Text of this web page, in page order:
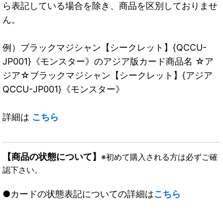
ら表記している場合を除き、商品を区別しておりませ
ん。
例）ブラックマジシャン【シークレット】{QCCU-
JP001}《モンスター》のアジア版カード商品名 ☆ア
ジア☆ブラックマジシャン【シークレット】{アジア
QCCU-JP001}《モンスター》
詳細は こちら
【商品の状態について】 ※初めて購入される方は必ずご確
認下さい。
●カードの状態表記についての詳細はこちら